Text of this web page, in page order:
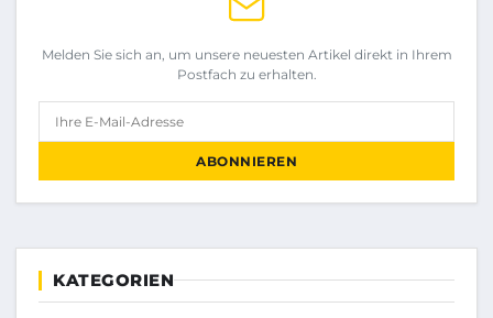
Melden Sie sich an, um unsere neuesten Artikel direkt in Ihrem
Postfach zu erhalten.
Ihre E-Mail-Adresse
ABONNIEREN
KATEGORIEN